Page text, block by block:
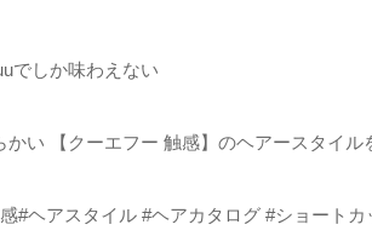
でしか味わえない
かい 【クーエフー 触感】のヘアースタイル
#ヘアスタイル #ヘアカタログ #ショート